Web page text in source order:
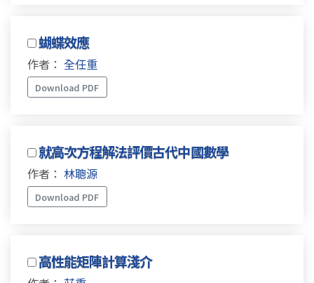
蝴蝶效應
作者： 全任重
Download PDF
就高次方程解法評價古代中國數學
作者： 林聰源
Download PDF
高性能矩陣計算淺介